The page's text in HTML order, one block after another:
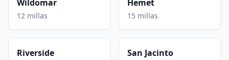
Wildomar
12 millas
Hemet
15 millas
Riverside San Jacinto